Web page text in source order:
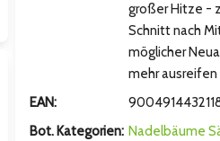
großer Hitze -
Schnitt nach
möglicher
mehr ausreifen
EAN:
Bot. Kategorien: Nadelbäume